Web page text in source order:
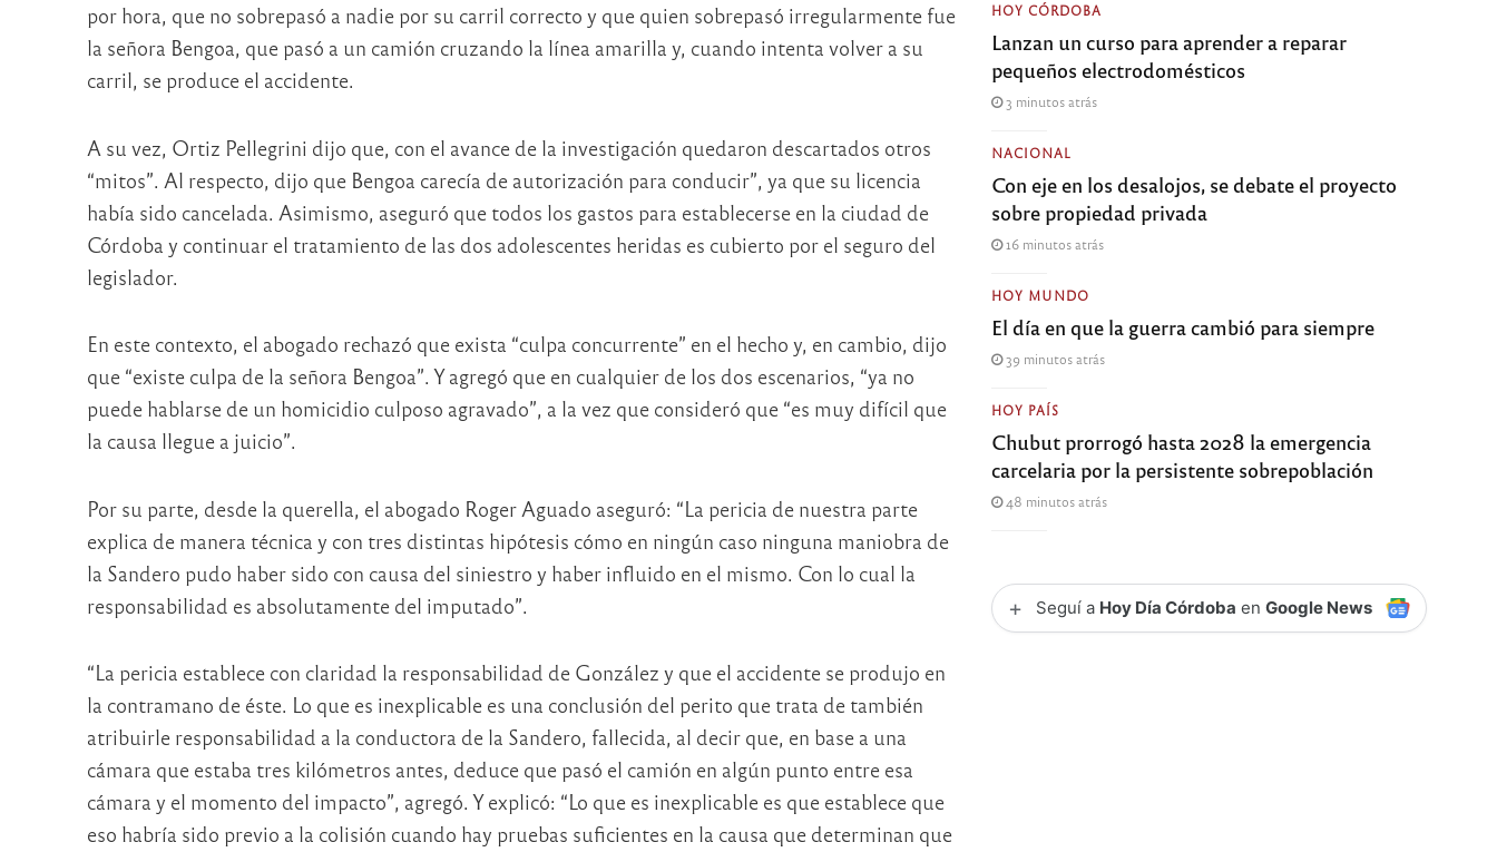
por hora, que no sobrepasó a nadie por su carril correcto y que quien sobrepasó irregularmente fue
la señora Bengoa, que pasó a un camión cruzando la línea amarilla y, cuando intenta volver a su
carril, se produce el accidente.
A su vez, Ortiz Pellegrini dijo que, con el avance de la investigación quedaron descartados otros
“mitos”. Al respecto, dijo que Bengoa carecía de autorización para conducir”, ya que su licencia
había sido cancelada. Asimismo, aseguró que todos los gastos para establecerse en la ciudad de
Córdoba y continuar el tratamiento de las dos adolescentes heridas es cubierto por el seguro del
legislador.
En este contexto, el abogado rechazó que exista “culpa concurrente” en el hecho y, en cambio, dijo
que “existe culpa de la señora Bengoa”. Y agregó que en cualquier de los dos escenarios, “ya no
puede hablarse de un homicidio culposo agravado”, a la vez que consideró que “es muy difícil que
la causa llegue a juicio”.
Por su parte, desde la querella, el abogado Roger Aguado aseguró: “La pericia de nuestra parte
explica de manera técnica y con tres distintas hipótesis cómo en ningún caso ninguna maniobra de
la Sandero pudo haber sido con causa del siniestro y haber influido en el mismo. Con lo cual la
responsabilidad es absolutamente del imputado”.
“La pericia establece con claridad la responsabilidad de González y que el accidente se produjo en
la contramano de éste. Lo que es inexplicable es una conclusión del perito que trata de también
atribuirle responsabilidad a la conductora de la Sandero, fallecida, al decir que, en base a una
cámara que estaba tres kilómetros antes, deduce que pasó el camión en algún punto entre esa
cámara y el momento del impacto”, agregó. Y explicó: “Lo que es inexplicable es que establece que
eso habría sido previo a la colisión cuando hay pruebas suficientes en la causa que determinan que
HOY CÓRDOBA
Lanzan un curso para aprender a reparar
pequeños electrodomésticos
3 minutos atrás
NACIONAL
Con eje en los desalojos, se debate el proyecto
sobre propiedad privada
16 minutos atrás
HOY MUNDO
El día en que la guerra cambió para siempre
39 minutos atrás
HOY PAÍS
Chubut prorrogó hasta 2028 la emergencia
carcelaria por la persistente sobrepoblación
48 minutos atrás
+ Seguí a Hoy Día Córdoba enGoogle News